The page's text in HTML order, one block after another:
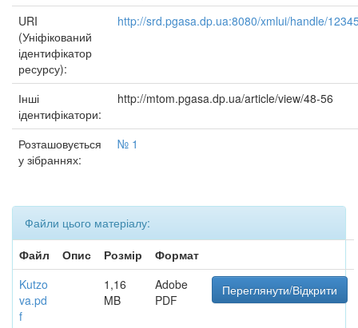
URI
(Уніфікований
ідентифікатор
ресурсу):
http://srd.pgasa.dp.ua:8080/xmlui/handle/
Інші
ідентифікатори:
http://mtom.pgasa.dp.ua/article/view/48-56
Розташовується
у зібраннях:
№ 1
Файли цього матеріалу:
Файл
Опис Розмір
Формат
Kutzo
va.pd
f
1,16
MB
Adobe
PDF
Переглянути/Відкрити